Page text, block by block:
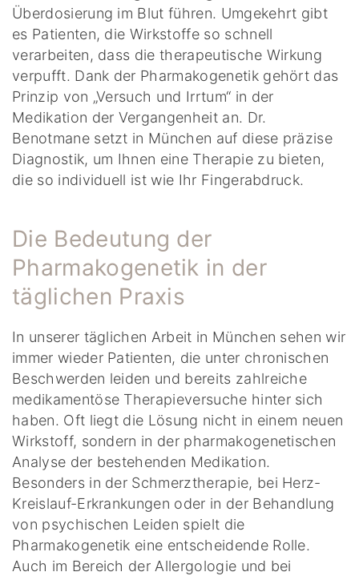
Überdosierung im Blut führen. Umgekehrt gibt
es Patienten, die Wirkstoffe so schnell
verarbeiten, dass die therapeutische Wirkung
verpufft. Dank der Pharmakogenetik gehört das
Prinzip von „Versuch und Irrtum“ in der
Medikation der Vergangenheit an. Dr.
Benotmane setzt in München auf diese präzise
Diagnostik, um Ihnen eine Therapie zu bieten,
die so individuell ist wie Ihr Fingerabdruck.
Die Bedeutung der
Pharmakogenetik in der
täglichen Praxis
In unserer täglichen Arbeit in München sehen wir
immer wieder Patienten, die unter chronischen
Beschwerden leiden und bereits zahlreiche
medikamentöse Therapieversuche hinter sich
haben. Oft liegt die Lösung nicht in einem neuen
Wirkstoff, sondern in der pharmakogenetischen
Analyse der bestehenden Medikation.
Besonders in der Schmerztherapie, bei Herz-
Kreislauf-Erkrankungen oder in der Behandlung
von psychischen Leiden spielt die
Pharmakogenetik eine entscheidende Rolle.
Auch im Bereich der Allergologie und bei